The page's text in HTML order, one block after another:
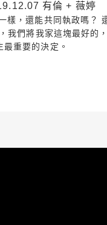
有倫 + 薇婷
樣，還能共同執政嗎
們將我家這塊最好的
重要的決定。